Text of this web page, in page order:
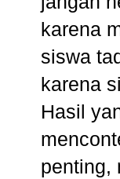
karena
siswa
karena
Hasil
penting,